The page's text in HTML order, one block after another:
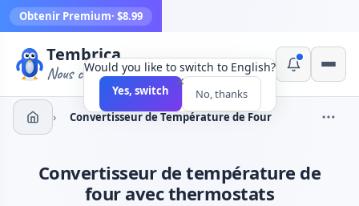
Obtenir Premium· $8.99
Tembrica
Nous créons des outils
› Convertisseur de Température de Four
Convertisseur de température de
four avec thermostats
×
Would you like to switch to English?
Yes, switch No, thanks